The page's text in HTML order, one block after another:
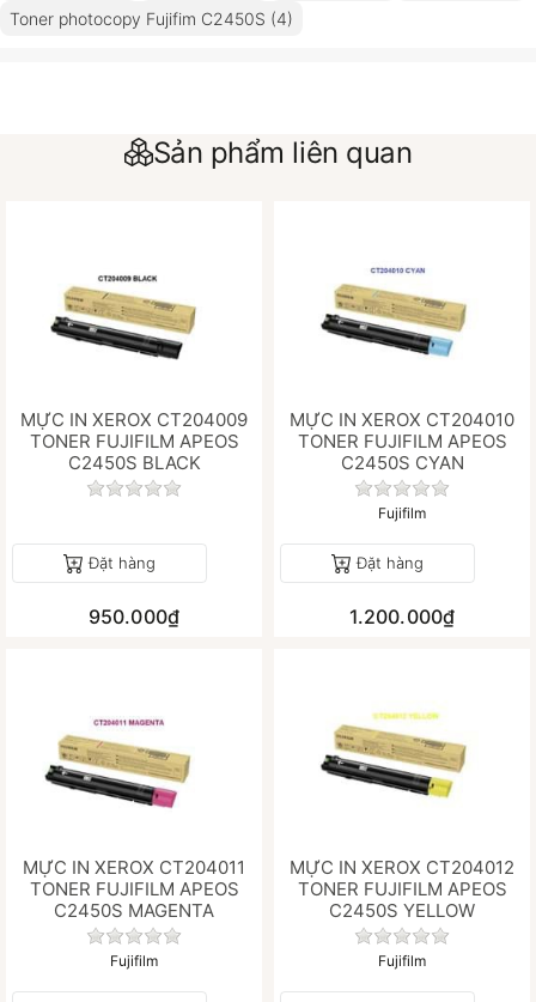
Toner photocopy Fujifim C2450S (4)
Sản phẩm liên quan
MỰC IN XEROX CT204009
TONER FUJIFILM APEOS
C2450S BLACK
Chưa có đánh giá nào cho sản phẩm này.
Đặt hàng
950.000₫
MỰC IN XEROX CT204010
TONER FUJIFILM APEOS
C2450S CYAN
Chưa có đánh
Fujifilm
Đặt hàng
1.200.000₫
MỰC IN XEROX CT204011
TONER FUJIFILM APEOS
C2450S MAGENTA
Chưa có đánh giá nào cho sản phẩm này.
Fujifilm
MỰC IN XEROX CT204012
TONER FUJIFILM APEOS
C2450S YELLOW
Chưa có đánh
Fujifilm